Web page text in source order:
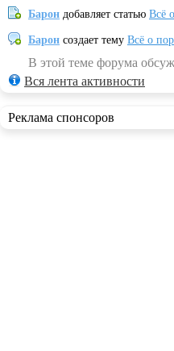
Барон добавляет статью Всё
Барон создает тему Всё о
В этой теме форума
Вся лента активности
Реклама спонсоров